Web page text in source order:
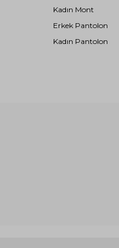
Kadın Mont
Erkek Pantolon
Kadın Pantolon